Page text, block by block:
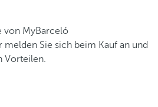
von MyBarceló
melden Sie sich beim Kauf an und
Vorteilen.